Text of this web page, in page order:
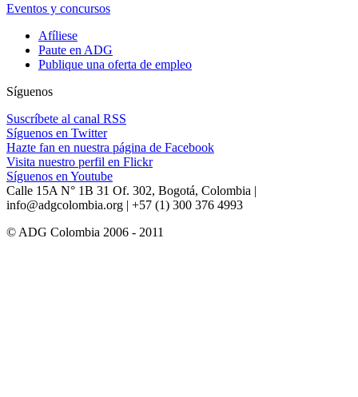
Eventos y concursos
Afíliese
Paute en ADG
Publique una oferta de empleo
Síguenos
Suscríbete al canal RSS
Síguenos en Twitter
Hazte fan en nuestra página de Facebook
Visita nuestro perfil en Flickr
Síguenos en Youtube
Calle 15A N° 1B 31 Of. 302, Bogotá, Colombia |
info@adgcolombia.org | +57 (1) 300 376 4993
© ADG Colombia 2006 - 2011